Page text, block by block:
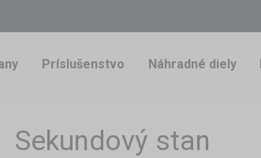
Príslušenstvo Náhradné diely
Sekundový stan